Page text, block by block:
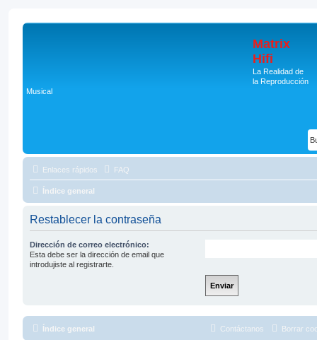
Matrix
Hifi
La Realidad de
la Reproducción
Musical
Enlaces rápidos FAQ
Índice general
Restablecer la contraseña
Dirección de correo electrónico:
Esta debe ser la dirección de email que
introdujiste al registrarte.
Índice general Borrar
Contáctanos